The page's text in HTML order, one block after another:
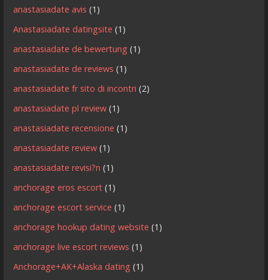
anastasiadate avis (1)
Anastasiadate datingsite (1)
anastasiadate de bewertung (1)
anastasiadate de reviews (1)
anastasiadate fr sito di incontri (2)
anastasiadate pl review (1)
anastasiadate recensione (1)
anastasiadate review (1)
anastasiadate revisi?n (1)
anchorage eros escort (1)
anchorage escort service (1)
anchorage hookup dating website (1)
anchorage live escort reviews (1)
Anchorage+AK+Alaska dating (1)